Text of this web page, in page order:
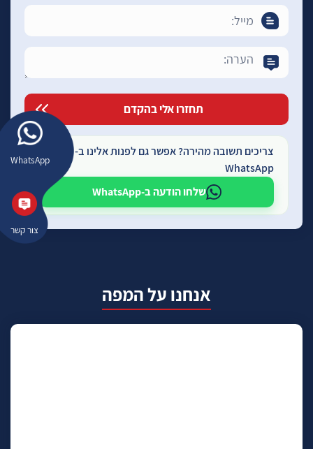
WhatsApp
צור קשר
צריכים תשובה מהירה? אפשר גם לפנות אלינו ב-
WhatsApp
שלחו הודעה ב-WhatsApp
אנחנו על המפה